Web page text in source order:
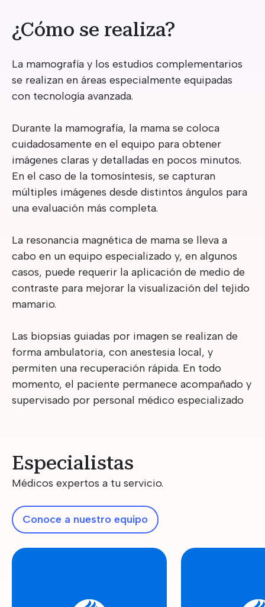
¿Cómo se realiza?
La mamografía y los estudios complementarios
se realizan en áreas especialmente equipadas
con tecnología avanzada.
Durante la mamografía, la mama se coloca
cuidadosamente en el equipo para obtener
imágenes claras y detalladas en pocos minutos.
En el caso de la tomosíntesis, se capturan
múltiples imágenes desde distintos ángulos para
una evaluación más completa.
La resonancia magnética de mama se lleva a
cabo en un equipo especializado y, en algunos
casos, puede requerir la aplicación de medio de
contraste para mejorar la visualización del tejido
mamario.
Las biopsias guiadas por imagen se realizan de
forma ambulatoria, con anestesia local, y
permiten una recuperación rápida. En todo
momento, el paciente permanece acompañado y
supervisado por personal médico especializado
Especialistas
Médicos expertos a tu servicio.
Conoce a nuestro equipo